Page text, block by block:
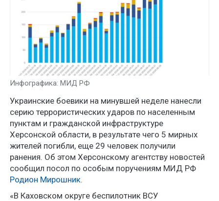
Инфографика: МИД РФ
Украинские боевики на минувшей неделе нанесли
серию террористических ударов по населенным
пунктам и гражданской инфраструктуре
Херсонской области, в результате чего 5 мирных
жителей погибли, еще 29 человек получили
ранения. Об этом Херсонскому агентству новостей
сообщил посол по особым поручениям МИД РФ
Родион Мирошник.
«В Каховском округе беспилотник ВСУ